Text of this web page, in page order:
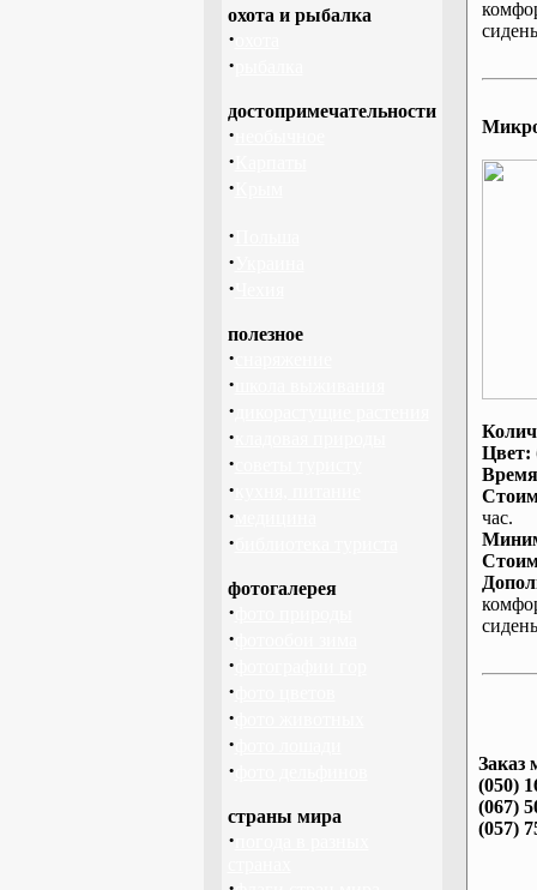
охота и рыбалка
·
·
достопримечательности
·
·
·
·
·
·
полезное
·
·
·
·
·
·
·
·
фотогалерея
·
·
·
·
·
·
·
страны мира
·
Цвет:
час.
Заказ
(050)
(067)
(057)